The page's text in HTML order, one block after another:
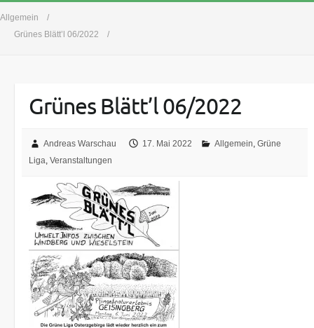
Allgemein
Grünes Blätt’l 06/2022
Grünes Blätt’l 06/2022
Andreas Warschau 17. Mai 2022 Allgemein,Grüne
Liga,Veranstaltungen